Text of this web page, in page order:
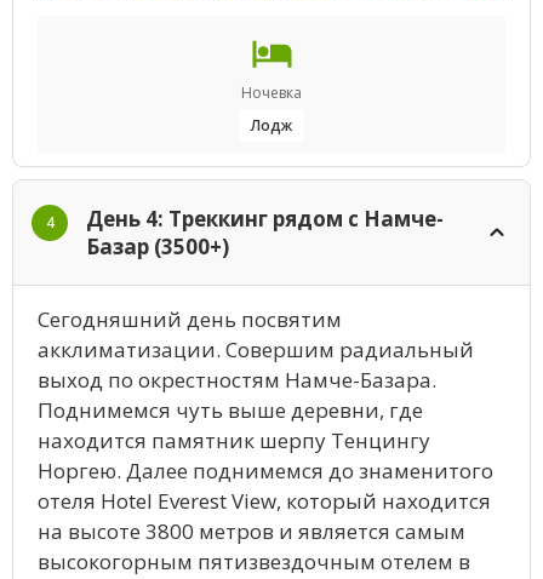
Ночевка
Лодж
4
День 4: Треккинг рядом с Намче-
Базар (3500+)
Сегодняшний день посвятим
акклиматизации. Совершим радиальный
выход по окрестностям Намче-Базара.
Поднимемся чуть выше деревни, где
находится памятник шерпу Тенцингу
Норгею. Далее поднимемся до знаменитого
отеля Hotel Everest View, который находится
на высоте 3800 метров и является самым
высокогорным пятизвездочным отелем в